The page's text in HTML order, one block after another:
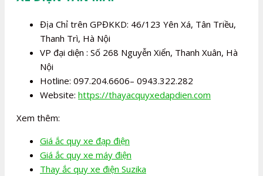
Địa Chỉ trên GPĐKKD: 46/123 Yên Xá, Tân Triều,
Thanh Trì, Hà Nội
VP đại diện : Số 268 Nguyễn Xiển, Thanh Xuân, Hà
Nội
Hotline: 097.204.6606– 0943.322.282
Website: https://thayacquyxedapdien.com
Xem thêm:
Giá ắc quy xe đạp điện
Giá ắc quy xe máy điện
Thay ắc quy xe điện Suzika